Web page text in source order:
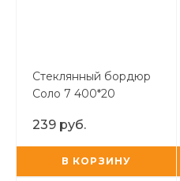
Стеклянный бордюр
Соло 7 400*20
239 руб.
В КОРЗИНУ